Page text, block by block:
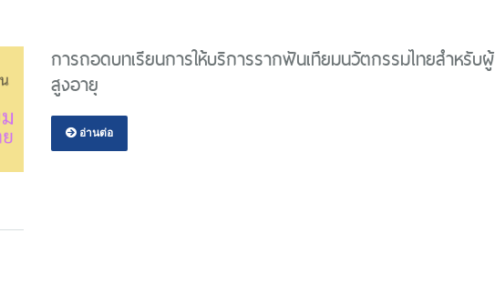
การถอดบทเรียนการให้บริการรากฟันเทียมนวัตกรรมไทยสำหรับผู้
สูงอายุ
อ่านต่อ